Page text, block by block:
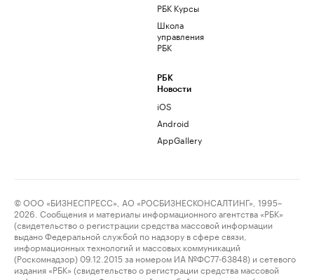
РБК Курсы
Школа
управления
РБК
РБК
Новости
iOS
Android
AppGallery
© ООО «БИЗНЕСПРЕСС», АО «РОСБИЗНЕСКОНСАЛТИНГ», 1995–
2026. Сообщения и материалы информационного агентства «РБК»
(свидетельство о регистрации средства массовой информации
выдано Федеральной службой по надзору в сфере связи,
информационных технологий и массовых коммуникаций
(Роскомнадзор) 09.12.2015 за номером ИА №ФС77-63848) и сетевого
издания «РБК» (свидетельство о регистрации средства массовой